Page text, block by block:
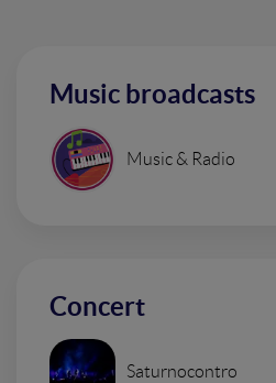
Music broadcasts
Music & Radio
Concert
Saturnocontro